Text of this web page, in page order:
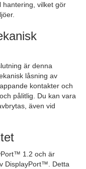
hantering, vilket gör
är denna
låsning av
kontakter och
pålitlig. Du kan vara
även vid
1.2 och är
DisplayPort™. Detta